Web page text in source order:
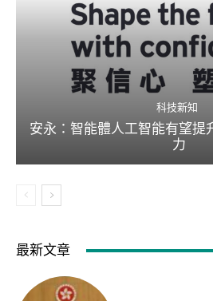
科技新知
安永：智能體人工智能有望提
力
最新文章